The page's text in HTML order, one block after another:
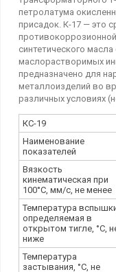
петролатума
присадок. К-17 — это
синтетического
маслорастворимых
предназначено для
металлоизделий во
различных условиях
КС-19
Наименование
показателей
Вязкость
кинематическая при
100°С, мм/с, не менее
Температура
определяемая в
открытом тигле, °С,
ниже
Температура
застывания, °С, не